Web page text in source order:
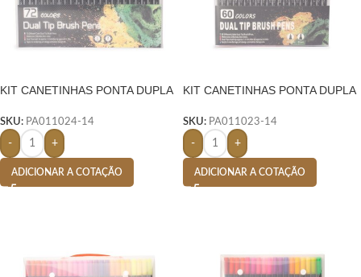
KIT CANETINHAS PONTA DUPLA
SKU: PA011024-14
- +
ADICIONAR A COTAÇÃO
KIT CANETINHAS PONTA DUPLA
SKU: PA011023-14
- +
ADICIONAR A COTAÇÃO